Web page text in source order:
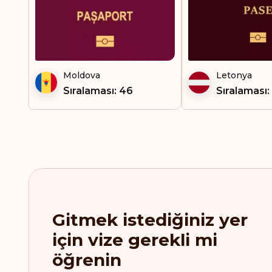
Fransız Ginesi
Fransız Polinezyası
Gambiya
Grönland
Güney Afrika
Güney Kore
Moldova
Sıralaması: 46
Letonya
Gitmek istediğiniz yer
için vize gerekli mi
öğrenin